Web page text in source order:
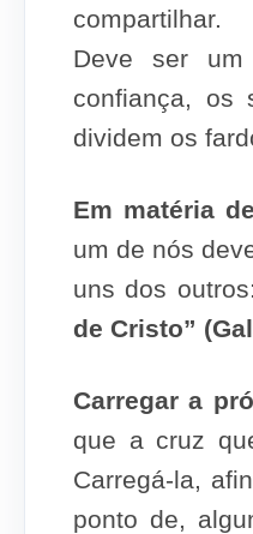
compartilhar.
Deve ser um
confiança, os
dividem os
Em matéria
um de nós
uns dos outros:
de Cristo”
Carregar a
que a cruz
Carregá-la,
ponto de,